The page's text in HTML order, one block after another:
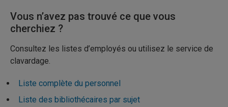
Vous n’avez pas trouvé ce que vous
cherchiez ?
Consultez les listes d’employés ou utilisez le service de
clavardage.
Liste complète du personnel
Liste des bibliothécaires par sujet